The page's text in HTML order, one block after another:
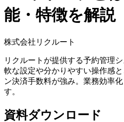
能・特徴を解説
株式会社リクルート
リクルートが提供する予約管理
軟な設定や分かりやすい操作感
ン決済手数料が強み。業務効率
す。
資料ダウンロード